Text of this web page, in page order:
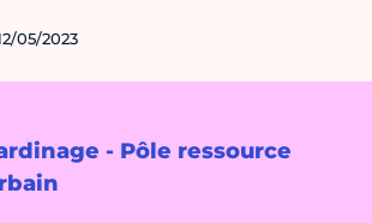
- Pôle ressource
05/2023